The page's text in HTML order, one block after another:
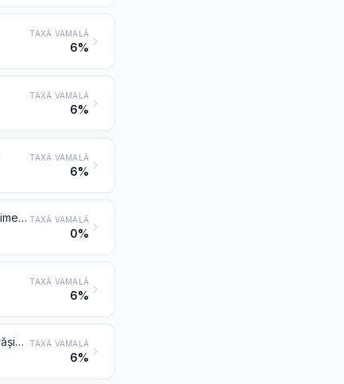
TAXĂ VAMALĂ
6%
TAXĂ VAMALĂ
6%
TAXĂ VAMALĂ
6%
Polimeri de acetat de vinil sau de alți esteri de vinil sub forme primare; alți polimeri de vinil sub forme primare TAXĂ VAMALĂ
0%
TAXĂ VAMALĂ
6%
Poliacetali, alți polieteri și rășini epoxidice, sub forme primare; policarbonați, rășini alchidice, poliesteri alilici și alți poliesteri, sub forme primare TAXĂ VAMALĂ
6%